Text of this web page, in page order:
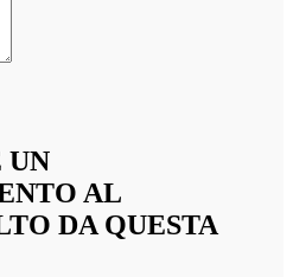
UN
AL
DA QUESTA